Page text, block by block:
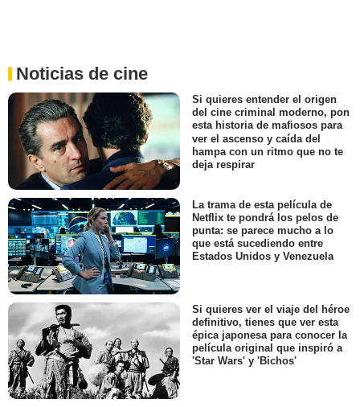
Noticias de cine
Si quieres entender el origen
del cine criminal moderno, pon
esta historia de mafiosos para
ver el ascenso y caída del
hampa con un ritmo que no te
deja respirar
La trama de esta película de
Netflix te pondrá los pelos de
punta: se parece mucho a lo
que está sucediendo entre
Estados Unidos y Venezuela
Si quieres ver el viaje del héroe
definitivo, tienes que ver esta
épica japonesa para conocer la
película original que inspiró a
'Star Wars' y 'Bichos'